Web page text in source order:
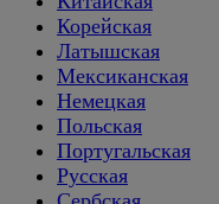
Корейская
Латышская
Мексиканская
Немецкая
Польская
Португальская
Русская